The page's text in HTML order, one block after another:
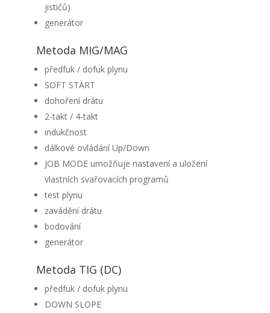
jističů)
generátor
Metoda MIG/MAG
předfuk / dofuk plynu
SOFT START
dohoření drátu
2-takt / 4-takt
indukčnost
dálkové ovládání Up/Down
JOB MODE umožňuje nastavení a uložení
vlastních svařovacích programů
test plynu
zavádění drátu
bodování
generátor
Metoda TIG (DC)
předfuk / dofuk plynu
DOWN SLOPE